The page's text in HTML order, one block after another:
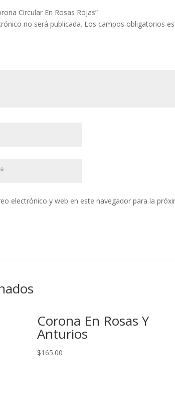
Circular En Rosas Rojas”
no será publicada. Los campos obligatorios
electrónico y web en este navegador para la
Corona En Rosas Y
Anturios
$165.00